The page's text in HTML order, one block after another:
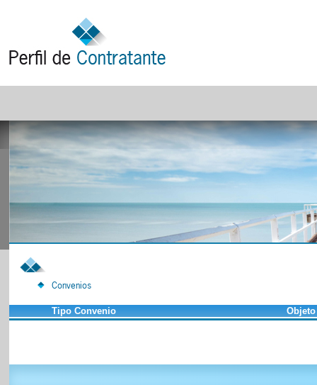
Convenios
Tipo Convenio Objeto